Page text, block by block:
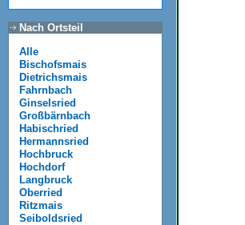
Nach Ortsteil
Alle
Bischofsmais
Dietrichsmais
Fahrnbach
Ginselsried
Großbärnbach
Habischried
Hermannsried
Hochbruck
Hochdorf
Langbruck
Oberried
Ritzmais
Seiboldsried